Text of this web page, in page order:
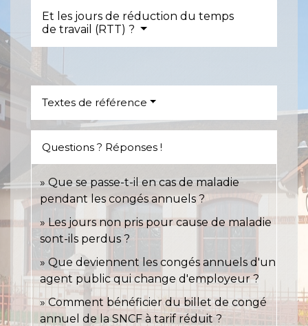
Et les jours de réduction du temps
de travail (RTT) ?
Textes de référence
Questions ? Réponses !
Que se passe-t-il en cas de maladie
pendant les congés annuels ?
Les jours non pris pour cause de maladie
sont-ils perdus ?
Que deviennent les congés annuels d'un
agent public qui change d'employeur ?
Comment bénéficier du billet de congé
annuel de la SNCF à tarif réduit ?